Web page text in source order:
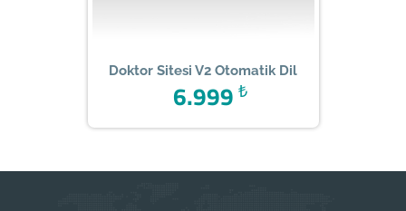
Doktor Sitesi V2 Otomatik Dil
₺
6.999